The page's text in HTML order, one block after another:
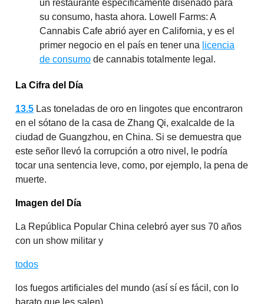
un restaurante específicamente diseñado para
su consumo, hasta ahora. Lowell Farms: A
Cannabis Cafe abrió ayer en California, y es el
primer negocio en el país en tener una licencia
de consumo de cannabis totalmente legal.
La Cifra del Día
13.5 Las toneladas de oro en lingotes que encontraron
en el sótano de la casa de Zhang Qi, exalcalde de la
ciudad de Guangzhou, en China. Si se demuestra que
este señor llevó la corrupción a otro nivel, le podría
tocar una sentencia leve, como, por ejemplo, la pena de
muerte.
Imagen del Día
La República Popular China celebró ayer sus 70 años
con un show militar y
todos
los fuegos artificiales del mundo (así sí es fácil, con lo
barato que les salen).